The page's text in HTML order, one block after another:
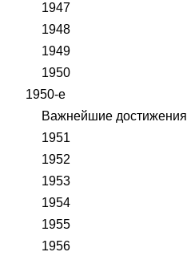
1947
1948
1949
1950
1950-е
Важнейшие достижения
1951
1952
1953
1954
1955
1956